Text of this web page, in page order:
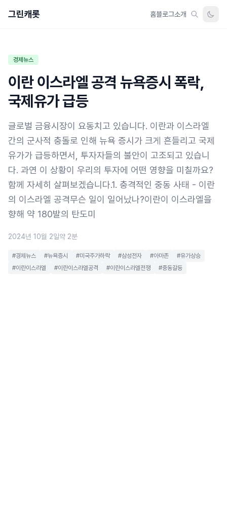
그린캐롯 홈블로그소개
경제뉴스
이란 이스라엘 공격 뉴욕증시 폭락,
국제유가 급등
글로벌 금융시장이 요동치고 있습니다. 이란과 이스라엘
간의 군사적 충돌로 인해 뉴욕 증시가 크게 흔들리고 국제
유가가 급등하면서, 투자자들의 불안이 고조되고 있습니
다. 과연 이 상황이 우리의 투자에 어떤 영향을 미칠까요?
함께 자세히 살펴보겠습니다.1. 충격적인 중동 사태 - 이란
의 이스라엘 공격무슨 일이 일어났나?이란이 이스라엘을
향해 약 180발의 탄도미
2024년 10월 2일약 2분
#경제뉴스 #뉴욕증시 #미국주가하락 #삼성전자 #아마존
#유가상승
#이란이스라엘
#이란이스라엘공격 #이란이스라엘전쟁 #중동갈등